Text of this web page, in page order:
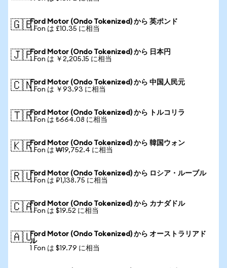
🇬🇧Ford Motor (Ondo Tokenized) から 英ポンド
1 Fon は £10.35 に相当
🇯🇵Ford Motor (Ondo Tokenized) から 日本円
1 Fon は ￥2,205.15 に相当
🇨🇳Ford Motor (Ondo Tokenized) から 中国人民元
1 Fon は ￥93.93 に相当
🇹🇷Ford Motor (Ondo Tokenized) から トルコリラ
1 Fon は ₺664.08 に相当
🇰🇷Ford Motor (Ondo Tokenized) から 韓国ウォン
1 Fon は ₩19,752.4 に相当
🇷🇺Ford Motor (Ondo Tokenized) から ロシア・ルーブル
1 Fon は ₽1,138.75 に相当
🇨🇦Ford Motor (Ondo Tokenized) から カナダドル
1 Fon は $19.52 に相当
🇦🇺Ford Motor (Ondo Tokenized) から オーストラリアド
ル
1 Fon は $19.79 に相当